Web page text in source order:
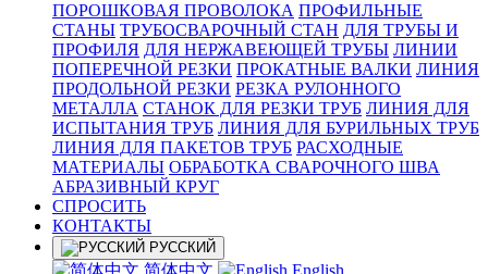
ПОРОШКОВАЯ ПРОВОЛОКА ПРОФИЛЬНЫЕ
СТАНЫ ТРУБОСВАРОЧНЫЙ СТАН ДЛЯ ТРУБЫ И
ПРОФИЛЯ ДЛЯ НЕРЖАВЕЮЩЕЙ ТРУБЫ ЛИНИИ
ПОПЕРЕЧНОЙ РЕЗКИ ПРОКАТНЫЕ ВАЛКИ ЛИНИЯ
ПРОДОЛЬНОЙ РЕЗКИ РЕЗКА РУЛОННОГО
МЕТАЛЛА СТАНОК ДЛЯ РЕЗКИ ТРУБ ЛИНИЯ ДЛЯ
ИСПЫТАНИЯ ТРУБ ЛИНИЯ ДЛЯ БУРИЛЬНЫХ ТРУБ
ЛИНИЯ ДЛЯ ПАКЕТОВ ТРУБ РАСХОДНЫЕ
МАТЕРИАЛЫ OБРАБОТКА СВАРОЧНОГО ШВА
АБРАЗИВНЫЙ КРУГ
СПРОСИТЬ
КОНТАКТЫ
РУССКИЙ
简体中文 English